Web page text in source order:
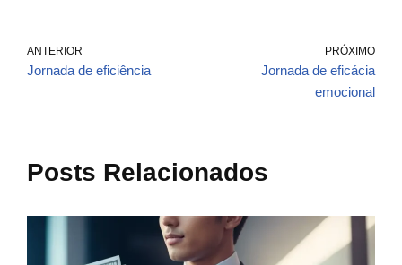
ANTERIOR
Jornada de eficiência
PRÓXIMO
Jornada de eficácia
emocional
Posts Relacionados